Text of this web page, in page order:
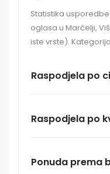
Statistika
oglasa u Marčelji,
iste vrste).
Raspodjela po
Raspodjela po
Ponuda prema